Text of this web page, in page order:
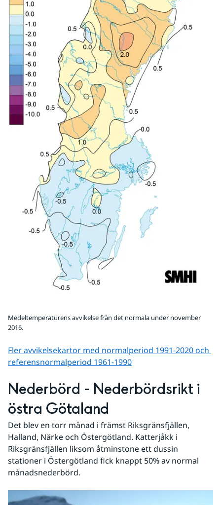
Medeltemperaturens avvikelse från det normala under november
2016.
Fler avvikelsekartor med normalperiod 1991-2020 och
referens­normalperiod 1961-1990
Nederbörd - Nederbördsrikt i
östra Götaland
Det blev en torr månad i främst Riksgränsfjällen,
Halland, Närke och Östergötland. Katterjåkk i
Riksgränsfjällen liksom åtminstone ett dussin
stationer i Östergötland fick knappt 50% av normal
månadsnederbörd.